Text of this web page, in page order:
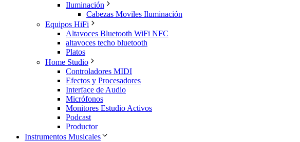
Iluminación
Cabezas Moviles Iluminación
Equipos HiFi
Altavoces Bluetooth WiFi NFC
altavoces techo bluetooth
Platos
Home Studio
Controladores MIDI
Efectos y Procesadores
Interface de Audio
Micrófonos
Monitores Estudio Activos
Podcast
Productor
Instrumentos Musicales